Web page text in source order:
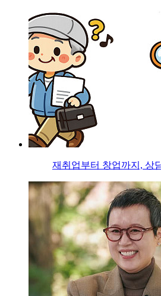
재취업부터 창업까지, 상